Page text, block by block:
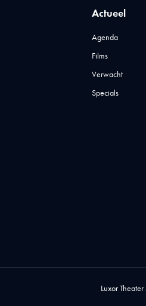
Actueel
Agenda
Films
Verwacht
Specials
Luxor